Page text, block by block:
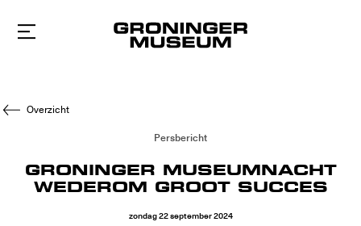
Naar
hoofdinhoud
Overzicht
Persbericht
GRONINGER MUSEUMNACHT
WEDEROM GROOT SUCCES
zondag22september2024